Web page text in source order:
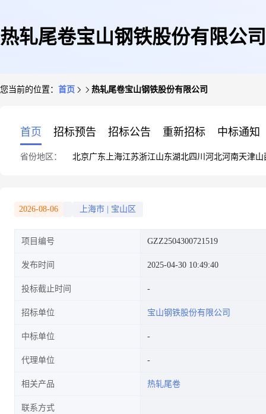
热轧尾卷宝山钢铁股份有限公司
您当前的位置： 首页 热轧尾卷宝山钢铁股份有限公司
首页 招标预告 招标公告 重新招标 中标通知
省份地区： 北京广东 上海江苏浙江山东湖北四川 河北河南天津山
2026-08-06 上海市 宝山区
项目编号 GZZ2504300721519
发布时间 2025-04-30 10:49:40
投标截止时间
招标单位 宝山钢铁股份有限公司
中标单位
代理单位
相关产品 热轧尾卷
联系方式